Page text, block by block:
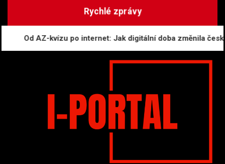
Rychlé zprávy
Od AZ-kvízu po internet: Jak digitální doba změnila českou